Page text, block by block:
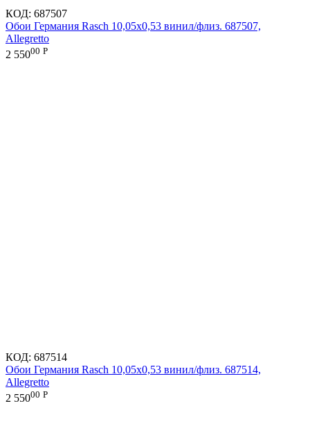
КОД: 687507
Обои Германия Rasch 10,05x0,53 винил/флиз. 687507,
Allegretto
2 55000 Р
КОД: 687514
Обои Германия Rasch 10,05x0,53 винил/флиз. 687514,
Allegretto
2 55000 Р